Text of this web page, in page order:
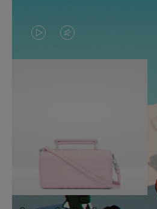
LA
VIDÉO
PAUSE,
APPUYEZ
SUR
LE
SON
VEUILLEZ